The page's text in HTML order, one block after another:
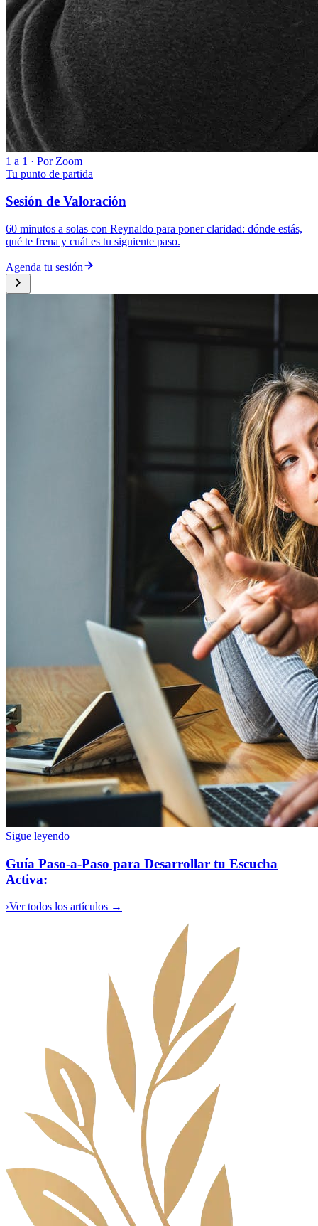
1 a 1 · Por Zoom
Tu punto de partida
Sesión de Valoración
60 minutos a solas con Reynaldo para poner claridad: dónde estás,
qué te frena y cuál es tu siguiente paso.
Agenda tu sesión
Sigue leyendo
Guía Paso-a-Paso para Desarrollar tu Escucha
Activa:
›Ver todos los artículos →